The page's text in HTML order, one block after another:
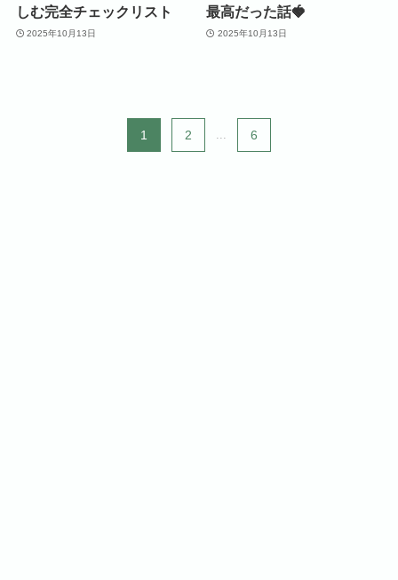
しむ完全チェックリスト
2025年10月13日
最高だった話🍓
2025年10月13日
1 2 6